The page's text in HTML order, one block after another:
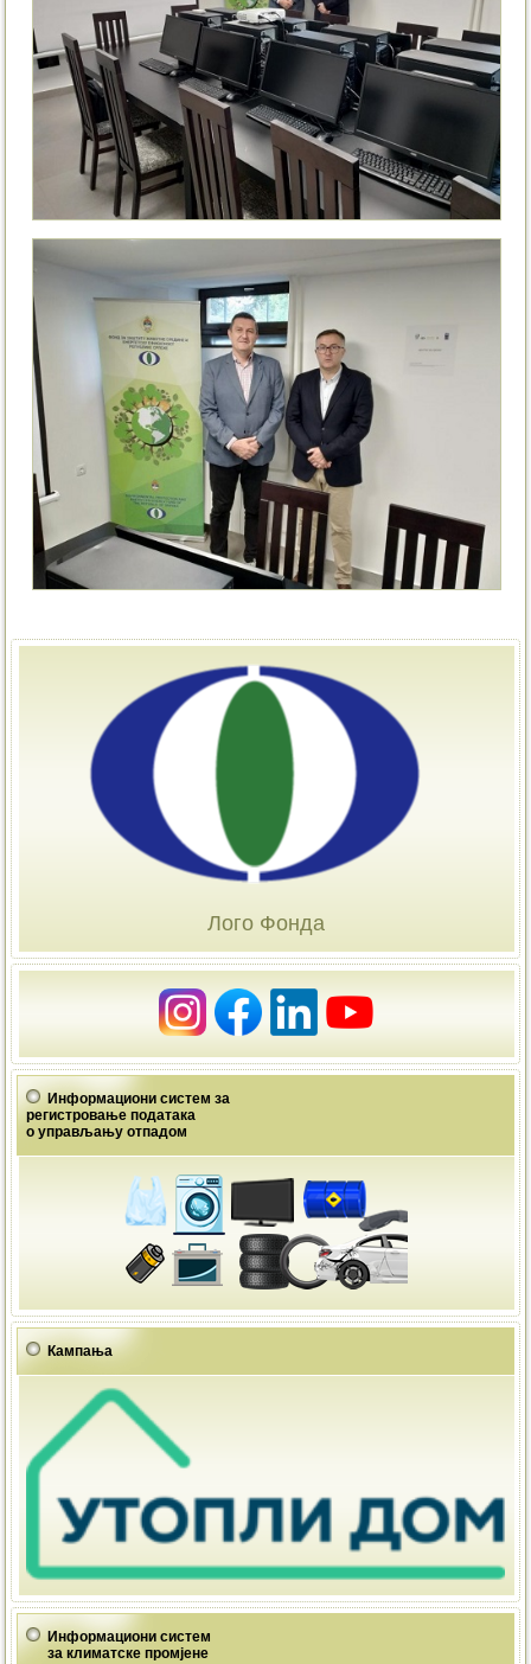
Лого Фонда
Информациони систем за
регистровање података
о управљању отпадом
Кампања
Информациони систем
за климатске промјене